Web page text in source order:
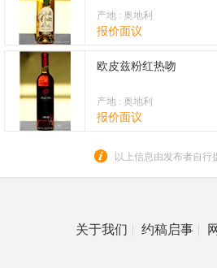
产地 : 奥地利
报价面议
欧皮兹粉红热吻
产地 : 奥地利
报价面议
以上信息由发布者自
关于我们 | 约稿启事 |